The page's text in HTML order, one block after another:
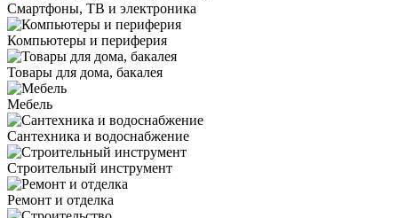
Смартфоны, ТВ и электроника
Компьютеры и периферия
Товары для дома, бакалея
Мебель
Сантехника и водоснабжение
Строительный инструмент
Ремонт и отделка